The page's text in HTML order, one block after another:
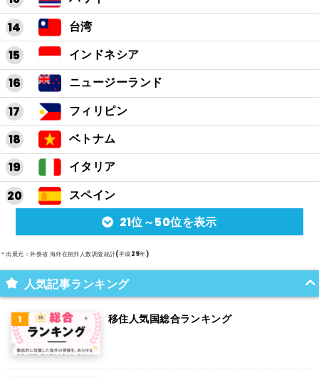
台湾
インドネシア
ニュージーランド
フィリピン
ベトナム
イタリア
スペイン
アルゼンチン
メキシコ
スイス
オランダ
21位～50位を表示
＊出展元：外務省 海外在留邦人数調査統計(平成29年)
人気記事ランキング
移住人気国総合ランキング